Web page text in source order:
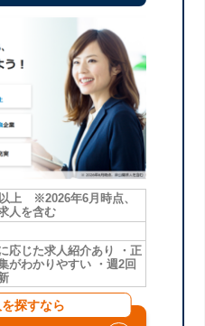
上 ※2026年6月時点、
人を含む
応じた求人紹介あり ・正
がわかりやすい ・週2回
探すなら